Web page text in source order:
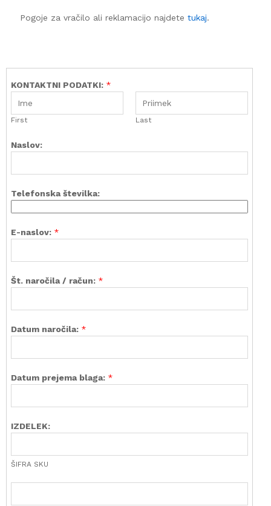
Pogoje za vračilo ali reklamacijo najdete tukaj.
KONTAKTNI PODATKI: *
First Last
Naslov:
Telefonska številka:
E-naslov: *
Št. naročila / račun: *
Datum naročila: *
Datum prejema blaga: *
IZDELEK:
ŠIFRA SKU